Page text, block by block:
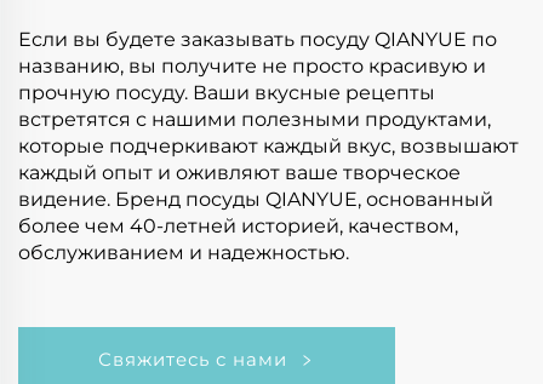
Если вы будете заказывать посуду QIANYUE по
названию, вы получите не просто красивую и
прочную посуду. Ваши вкусные рецепты
встретятся с нашими полезными продуктами,
которые подчеркивают каждый вкус, возвышают
каждый опыт и оживляют ваше творческое
видение. Бренд посуды QIANYUE, основанный
более чем 40-летней историей, качеством,
обслуживанием и надежностью.
Свяжитесь с нами